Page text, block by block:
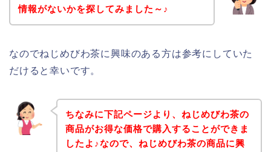
情報がないかを探してみました～♪
なのでねじめびわ茶に興味のある方は参考にしていた
だけると幸いです。
ちなみに下記ページより、ねじめびわ茶の
商品がお得な価格で購入することができま
したよ♪なので、ねじめびわ茶の商品に興